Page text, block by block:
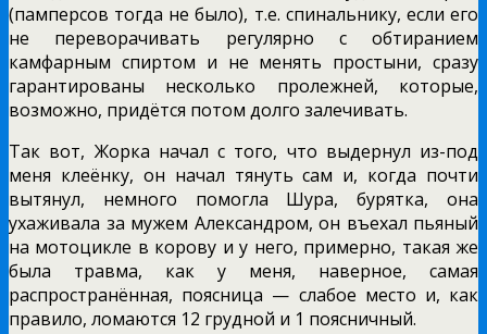
(памперсов тогда не было), т.е. спинальнику, если его
не переворачивать регулярно с обтиранием
камфарным спиртом и не менять простыни, сразу
гарантированы несколько пролежней, которые,
возможно, придётся потом долго залечивать.
Так вот, Жорка начал с того, что выдернул из-под
меня клеёнку, он начал тянуть сам и, когда почти
вытянул, немного помогла Шура, бурятка, она
ухаживала за мужем Александром, он въехал пьяный
на мотоцикле в корову и у него, примерно, такая же
была травма, как у меня, наверное, самая
распространённая, поясница — слабое место и, как
правило, ломаются 12 грудной и 1 поясничный.